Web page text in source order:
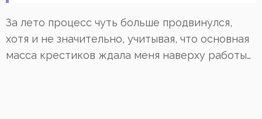
За лето процесс чуть больше продвинулся,
хотя и не значительно, учитывая, что основная
масса крестиков ждала меня наверху работы…